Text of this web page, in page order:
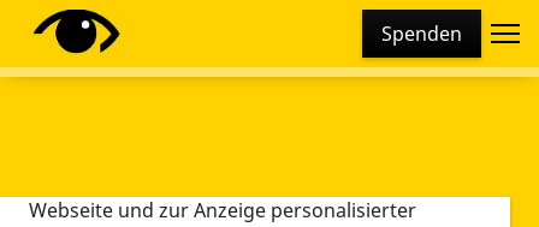
Spenden
Diese Webseite setzt verschiedene Cookies und
Tracking-Tools ein. Dies beinhaltet Cookies und
Webseite und zur Anzeige personalisierter